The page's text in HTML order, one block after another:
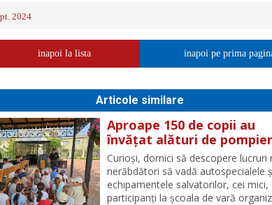
2024
inapoi la lista inapoi pe prima
Articole similare
Aproape 150 de copii au
învățat alături de
botoșăneni, că siguranța
începe cu un gest simplu
Curioși, dornici să descopere lucruri
nerăbdători să vadă autospecialele
echipamentele salvatorilor, cei mici,
participanți la școala de vară